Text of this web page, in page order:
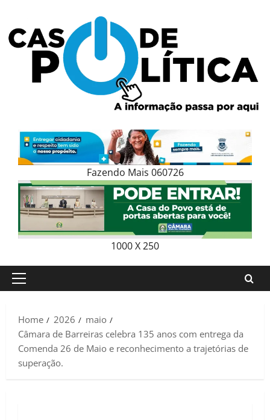
content
Fazendo Mais 060726
1000 X 250
Primary
Home
2026
maio
Câmara de Barreiras celebra 135 anos com entrega da
Comenda 26 de Maio e reconhecimento a trajetórias de
superação.